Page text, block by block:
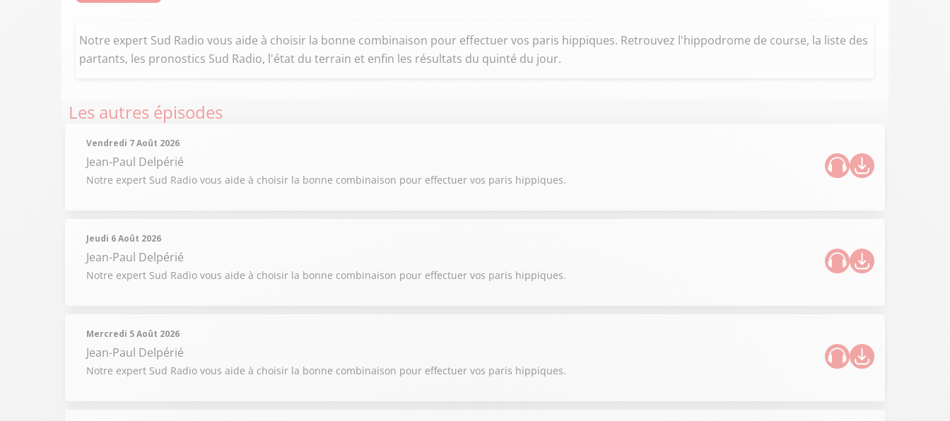
Notre expert Sud Radio vous aide à choisir la bonne combinaison pour effectuer vos paris hippiques. Retrouvez l'hippodrome de course, la liste des
partants, les pronostics Sud Radio, l'état du terrain et enfin les résultats du quinté du jour.
Les autres épisodes
Vendredi 7 Août 2026
Jean-Paul Delpérié
Notre expert Sud Radio vous aide à choisir la bonne combinaison pour effectuer vos paris hippiques.
Jeudi 6 Août 2026
Jean-Paul Delpérié
Notre expert Sud Radio vous aide à choisir la bonne combinaison pour effectuer vos paris hippiques.
Mercredi 5 Août 2026
Jean-Paul Delpérié
Notre expert Sud Radio vous aide à choisir la bonne combinaison pour effectuer vos paris hippiques.